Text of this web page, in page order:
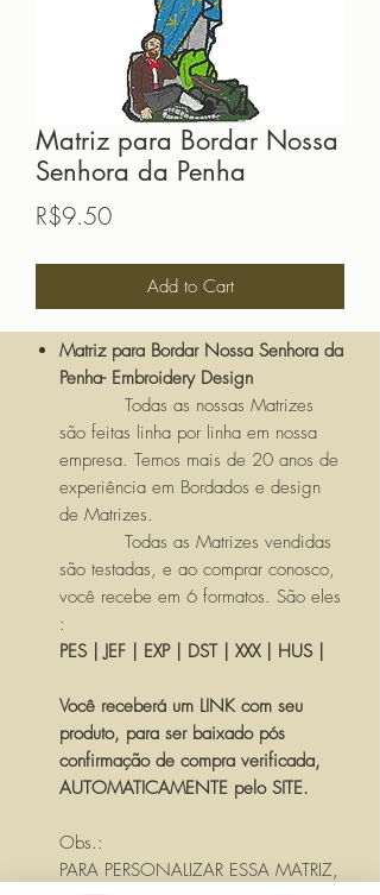
Matriz para Bordar Nossa
Senhora da Penha
R$9.50Price
Add to Cart
Matriz para Bordar Nossa Senhora da
Penha- Embroidery Design
Todas as nossas Matrizes
são feitas linha por linha em nossa
empresa. Temos mais de 20 anos de
experiência em Bordados e design
de Matrizes.
Todas as Matrizes vendidas
são testadas, e ao comprar conosco,
você recebe em 6 formatos. São eles
:
PES | JEF | EXP | DST | XXX | HUS |
Você receberá um LINK com seu
produto, para ser baixado pós
confirmação de compra verificada,
AUTOMATICAMENTE pelo SITE.
Obs.:
PARA PERSONALIZAR ESSA MATRIZ,